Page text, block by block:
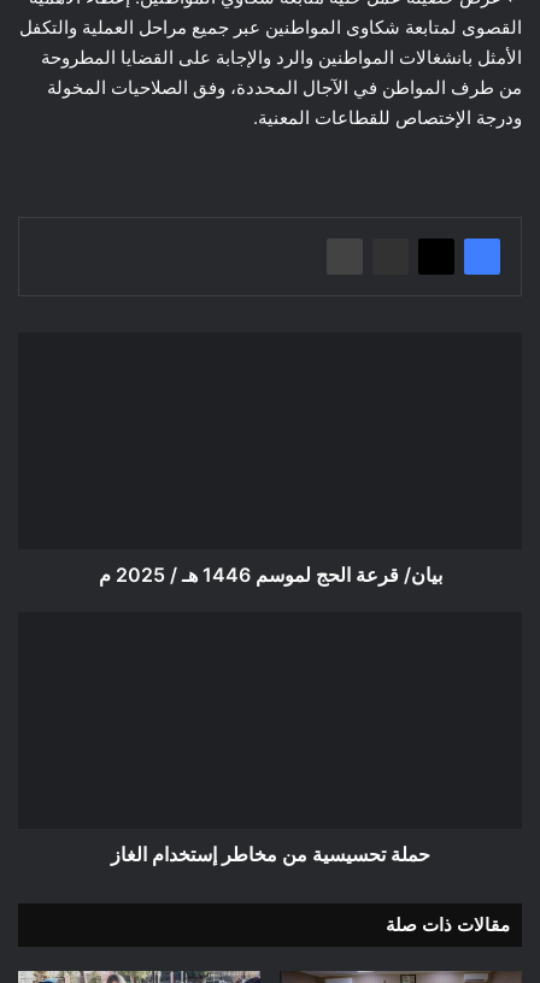
القصوى لمتابعة شكاوى المواطنين عبر جميع مراحل العملية والتكفل
الأمثل بانشغالات المواطنين والرد والإجابة على القضايا المطروحة
من طرف المواطن في الآجال المحددة، وفق الصلاحيات المخولة
ودرجة الإختصاص للقطاعات المعنية.
بيان/ قرعة الحج لموسم 1446 هـ / 2025 م
حملة تحسيسية من مخاطر إستخدام الغاز
مقالات ذات صلة